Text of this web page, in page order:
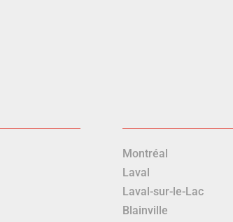
Montréal
Laval
Laval-sur-le-Lac
Blainville